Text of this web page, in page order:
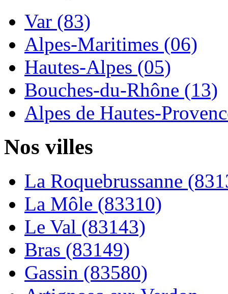
Var (83)
Alpes-Maritimes (06)
Hautes-Alpes (05)
Bouches-du-Rhône (13)
Alpes de Hautes-
Nos villes
La Roquebrussanne
La Môle (83310)
Le Val (83143)
Bras (83149)
Gassin (83580)